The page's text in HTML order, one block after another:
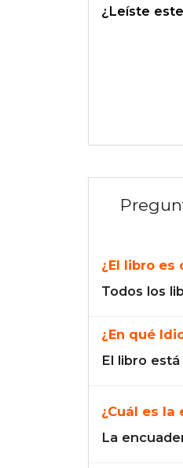
¿Leíste
¿El libro es
Todos los
¿En qué
El libro
¿Cuál es
La